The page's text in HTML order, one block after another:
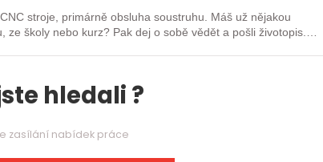
primárně obsluha soustruhu. Máš už nějakou
dej o sobě vědět a pošli životopis.
hledali ?
zasílání nabídek práce